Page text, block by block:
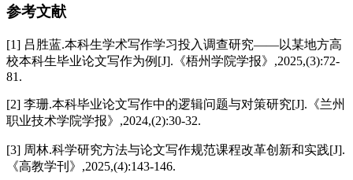
参考文献
[1] 吕胜蓝.本科生学术写作学习投入调查研究——以某地方高
校本科生毕业论文写作为例[J].《梧州学院学报》,2025,(3):72-
81.
[2] 李珊.本科毕业论文写作中的逻辑问题与对策研究[J].《兰州
职业技术学院学报》,2024,(2):30-32.
[3] 周林.科学研究方法与论文写作规范课程改革创新和实践[J].
《高教学刊》,2025,(4):143-146.